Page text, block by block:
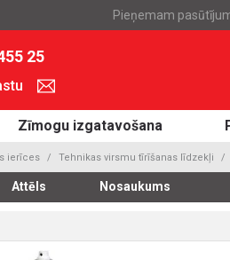
Pieņemam
25
Zīmogu izgatavošana
ierīces Tehnikas virsmu tīrīšanas līdzekļi
Attēls Nosaukums